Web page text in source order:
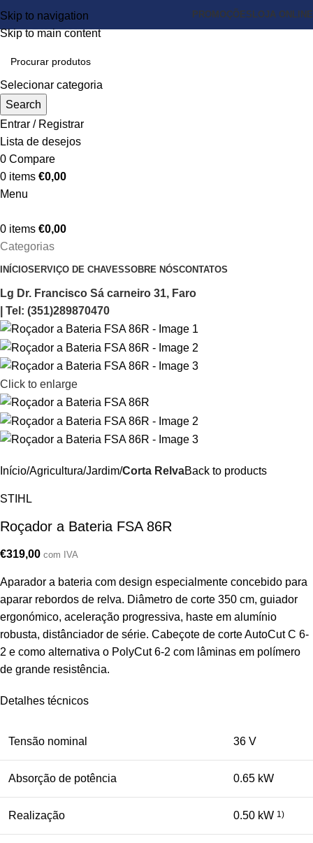
Skip to navigation
Skip to main content
PROMOÇÕES LOJA ONLINE
Selecionar categoria
Search
Entrar / Registrar
Lista de desejos
0 Compare
0 items €0,00
Menu
0 items €0,00
Categorias
INÍCIOSERVIÇO DE CHAVESSOBRE NÓSCONTATOS
Lg Dr. Francisco Sá carneiro 31, Faro
| Tel: (351)289870470
Click to enlarge
Início Agricultura/Jardim Corta RelvaBack to products
STIHL
Roçador a Bateria FSA 86R
€319,00 com IVA
Aparador a bateria com design especialmente concebido para
aparar rebordos de relva. Diâmetro de corte 350 cm, guiador
ergonómico, aceleração progressiva, haste em alumínio
robusta, distânciador de série. Cabeçote de corte AutoCut C 6-
2 e como alternativa o PolyCut 6-2 com lâminas em polímero
de grande resistência.
Detalhes técnicos
Tensão nominal 36 V
Absorção de potência 0.65 kW
Realização 0.50 kW 1)